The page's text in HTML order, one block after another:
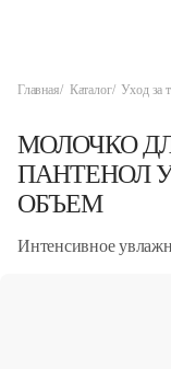
Главная Каталог Уход за
МОЛОЧКО
ПАНТЕНОЛ
ОБЪЕМ
Интенсивное